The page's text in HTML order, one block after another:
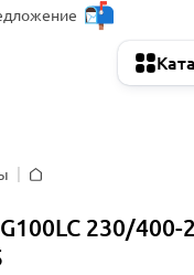
230/400-